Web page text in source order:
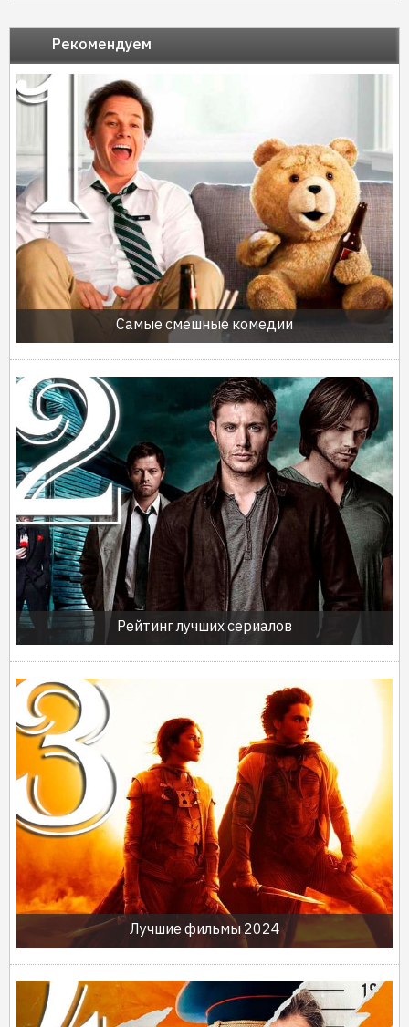
Рекомендуем
Самые смешные комедии
Рейтинг лучших сериалов
Лучшие фильмы 2024